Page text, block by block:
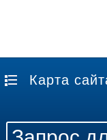
Карта